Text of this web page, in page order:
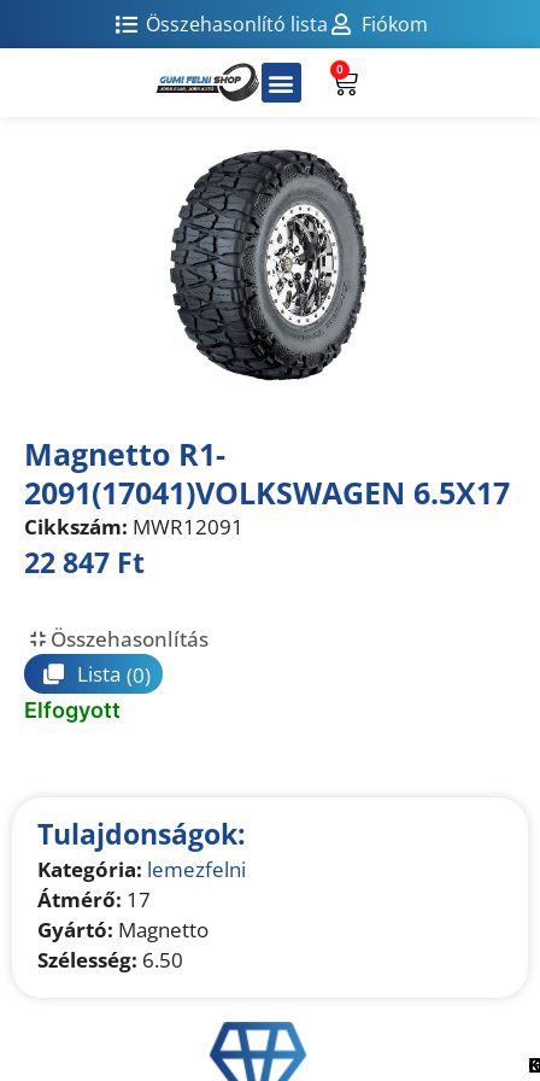
Összehasonlító lista Fiókom
0
Magnetto R1-
2091(17041)VOLKSWAGEN 6.5X17
Cikkszám: MWR12091
22 847 Ft
Összehasonlítás
Lista (0)
Elfogyott
Tulajdonságok:
Kategória: lemezfelni
Átmérő: 17
Gyártó: Magnetto
Szélesség: 6.50
K
K